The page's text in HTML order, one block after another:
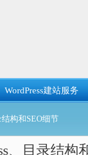
WordPress建站服务
构和SEO细节
、目录结构